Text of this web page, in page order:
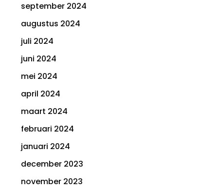
september 2024
augustus 2024
juli 2024
juni 2024
mei 2024
april 2024
maart 2024
februari 2024
januari 2024
december 2023
november 2023